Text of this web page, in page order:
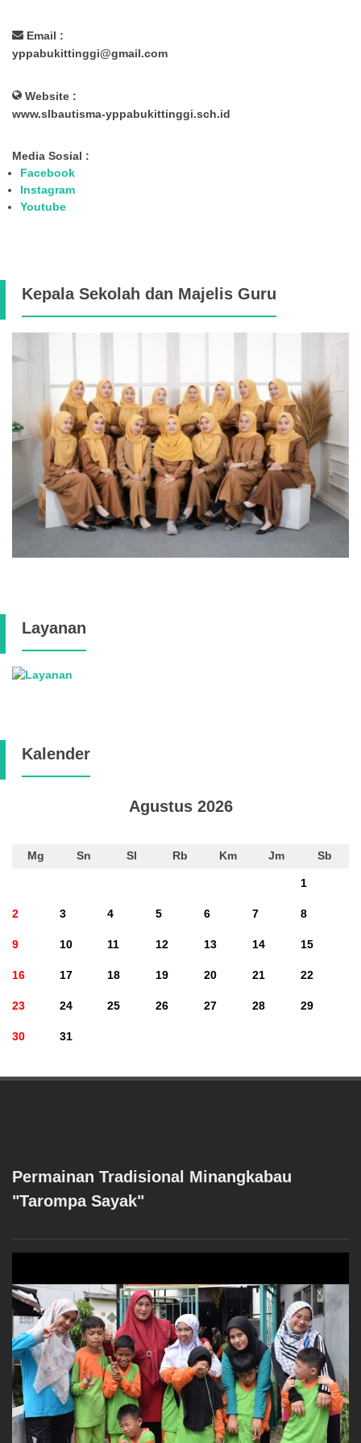
Email :
yppabukittinggi@gmail.com
Website :
www.slbautisma-yppabukittinggi.sch.id
Media Sosial :
Facebook
Instagram
Youtube
Kepala Sekolah dan Majelis Guru
Layanan
Kalender
Agustus 2026
Mg Sn Sl Rb Km Jm Sb
1
2 3 4 5 6 7 8
9 10 11 12 13 14 15
16 17 18 19 20 21 22
23 24 25 26 27 28 29
30 31
Permainan Tradisional Minangkabau
"Tarompa Sayak"